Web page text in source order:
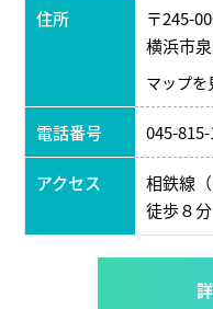
住所
〒245-
横浜市
マップを
電話番号 045-
アクセス
相鉄線
徒歩８分